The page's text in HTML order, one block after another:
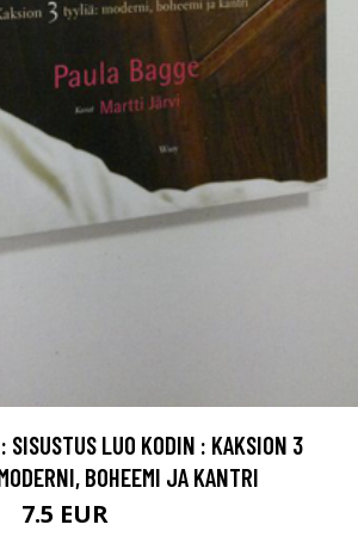
SISUSTUS LUO KODIN : KAKSION 3
BOHEEMI JA KANTRI
7.5 EUR